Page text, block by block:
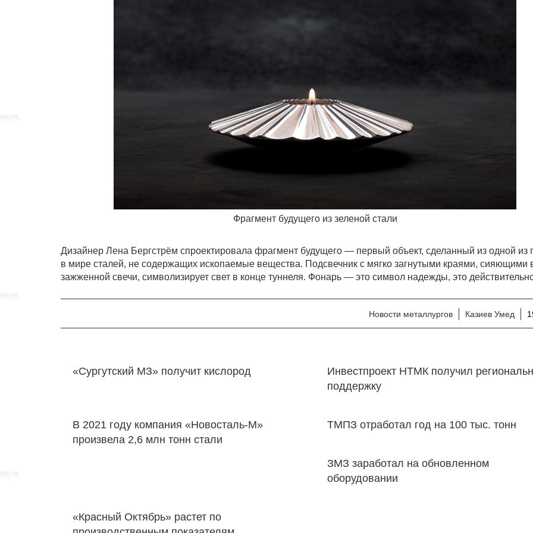
Фрагмент будущего из зеленой стали
Дизайнер Лена Бергстрём спроектировала фрагмент будущего — первый объект, сделанный из одной из
в мире сталей, не содержащих ископаемые вещества. Подсвечник с мягко загнутыми краями, сияющими
зажженной свечи, символизирует свет в конце туннеля. Фонарь — это символ надежды, это
Новости металлургов Казиев Умед
«Сургутский МЗ» получит кислород
Инвестпроект НТМК получил
поддержку
В 2021 году компания «Новосталь-М»
произвела 2,6 млн тонн стали
ТМПЗ отработал год на 100 тыс. тонн
ЗМЗ заработал на обновленном
оборудовании
«Красный Октябрь» растет по